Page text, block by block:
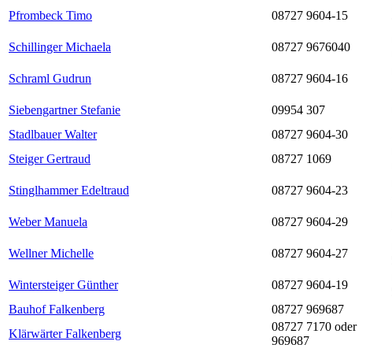
Pfrombeck Timo 08727 9604-15
Schillinger Michaela 08727 9676040
Schraml Gudrun 08727 9604-16
Siebengartner Stefanie 09954 307
Stadlbauer Walter
08727 9604-30
Steiger Gertraud
08727 1069
Stinglhammer Edeltraud 08727 9604-23
Weber Manuela
08727 9604-29
Wellner Michelle 08727 9604-27
Wintersteiger Günther 08727 9604-19
Bauhof Falkenberg
08727 969687
Klärwärter Falkenberg
08727 7170 oder
969687